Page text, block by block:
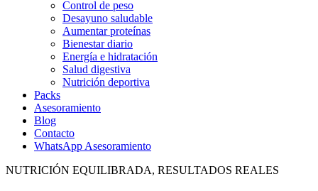
Control de peso
Desayuno saludable
Aumentar proteínas
Bienestar diario
Energía e hidratación
Salud digestiva
Nutrición deportiva
Packs
Asesoramiento
Blog
Contacto
WhatsApp Asesoramiento
NUTRICIÓN EQUILIBRADA, RESULTADOS REALES